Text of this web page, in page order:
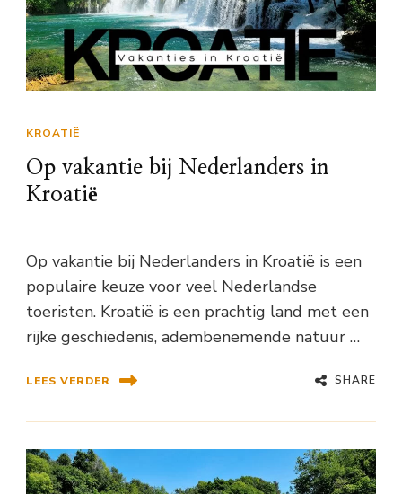
KROATIË
Op vakantie bij Nederlanders in
Kroatië
Op vakantie bij Nederlanders in Kroatië is een
populaire keuze voor veel Nederlandse
toeristen. Kroatië is een prachtig land met een
rijke geschiedenis, adembenemende natuur …
LEES VERDER SHARE